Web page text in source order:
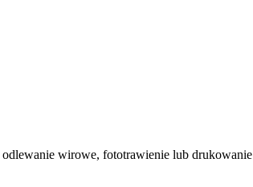
wirowe, fototrawienie lub drukowanie